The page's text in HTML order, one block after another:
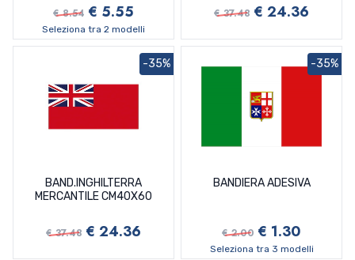
€ 8.54 € 5.55
Seleziona tra 2 modelli
€ 37.48 € 24.36
BAND.INGHILTERRA
MERCANTILE CM40X60
€ 37.48 € 24.36
-35%
BANDIERA ADESIVA
€ 2.00 € 1.30
-35%
Seleziona tra 3 modelli